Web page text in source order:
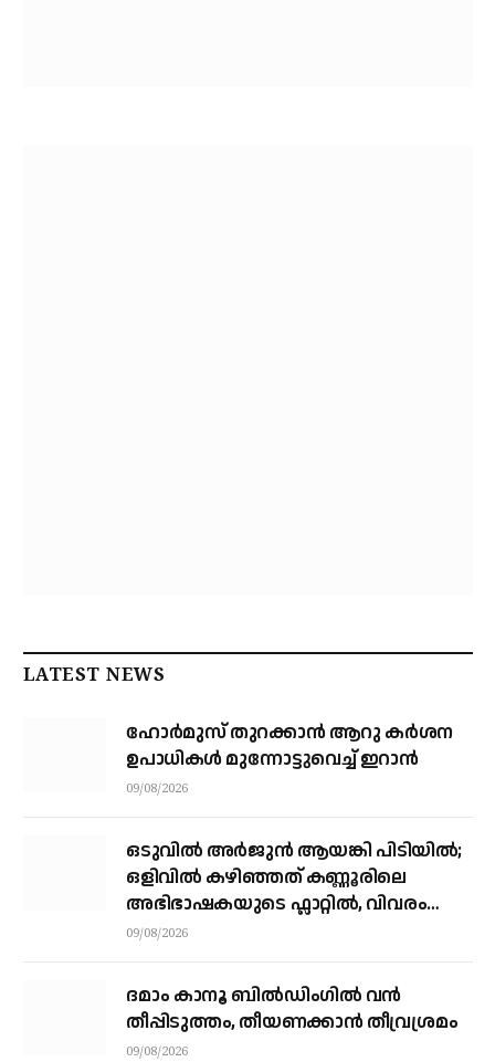
LATEST NEWS
ഹോർമുസ് തുറക്കാൻ ആറു കർശന
ഉപാധികൾ മുന്നോട്ടുവെച്ച് ഇറാൻ
09/08/2026
ഒടുവിൽ അർജുൻ ആയങ്കി പിടിയിൽ;
ഒളിവിൽ കഴിഞ്ഞത് കണ്ണൂരിലെ
അഭിഭാഷകയുടെ ഫ്ലാറ്റിൽ, വിവരം
നൽകിയത് ഓട്ടോ ഡ്രൈവർ
09/08/2026
ദമാം കാനൂ ബിൽഡിംഗിൽ വൻ
തീപ്പിടുത്തം, തീയണക്കാൻ തീവ്രശ്രമം
09/08/2026